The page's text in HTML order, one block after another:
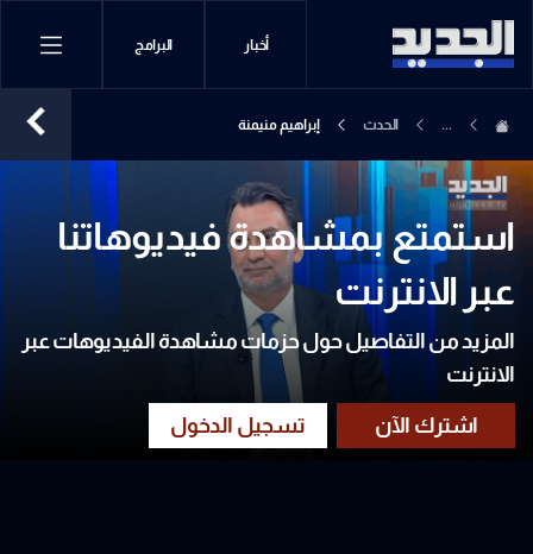
أخبار البرامج
... الحدث إبراهيم منيمنة
استمتع بمشاهدة فيديوهاتنا
عبر الانترنت
المزيد من التفاصيل حول حزمات مشاهدة الفيديوهات عبر
الانترنت